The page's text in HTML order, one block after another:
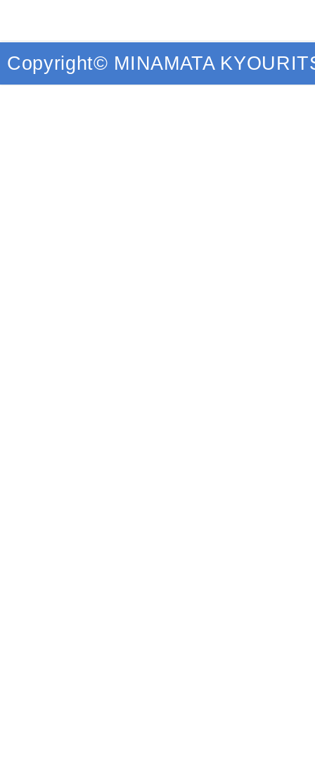
Copyright© MINAMATA